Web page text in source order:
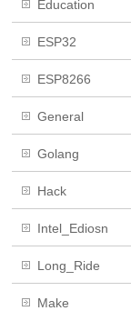
Education
ESP32
ESP8266
General
Golang
Hack
Intel_Ediosn
Long_Ride
Make